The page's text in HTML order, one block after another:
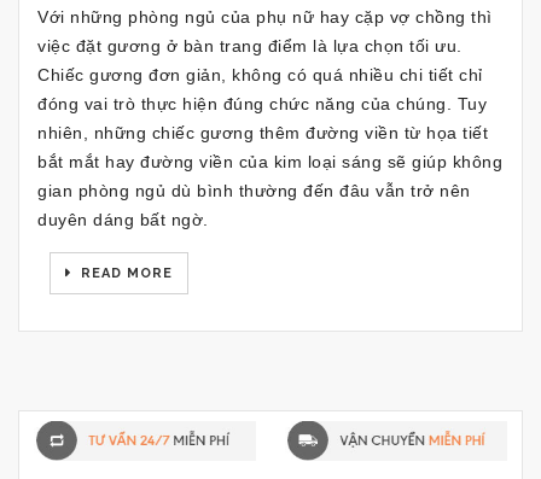
Với những phòng ngủ của phụ nữ hay cặp vợ chồng thì
việc đặt gương ở bàn trang điểm là lựa chọn tối ưu.
Chiếc gương đơn giản, không có quá nhiều chi tiết chỉ
đóng vai trò thực hiện đúng chức năng của chúng. Tuy
nhiên, những chiếc gương thêm đường viền từ họa tiết
bắt mắt hay đường viền của kim loại sáng sẽ giúp không
gian phòng ngủ dù bình thường đến đâu vẫn trở nên
duyên dáng bất ngờ.
READ MORE